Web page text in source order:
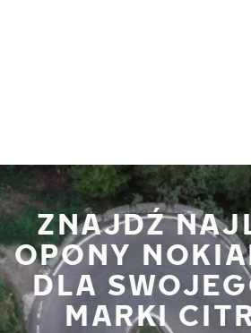
ZNAJDŹ
OPONY
DLA
MARKI